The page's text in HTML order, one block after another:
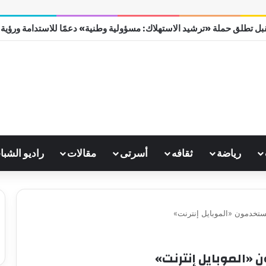
تطلق حملة «ترشيد الاستهلاك: مسؤولية وطنية» دعمًا للاستدامة ورؤية مصر
رياضة ثقافه أسرتى مقالات راديو
«الموبايل إنترنت»
«الموبايل إنترنت»